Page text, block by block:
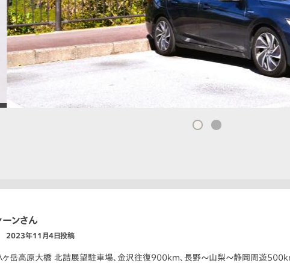
ーンさん
2023年11月4日投稿
ヶ岳高原大橋 北詰展望駐車場、金沢往復900km、長野〜山梨〜静岡周遊